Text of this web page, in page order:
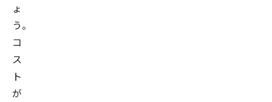
ょ
う。
コ
ス
ト
が